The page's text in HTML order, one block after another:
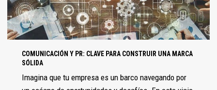
COMUNICACIÓN Y PR: CLAVE PARA CONSTRUIR UNA MARCA
SÓLIDA
Imagina que tu empresa es un barco navegando por